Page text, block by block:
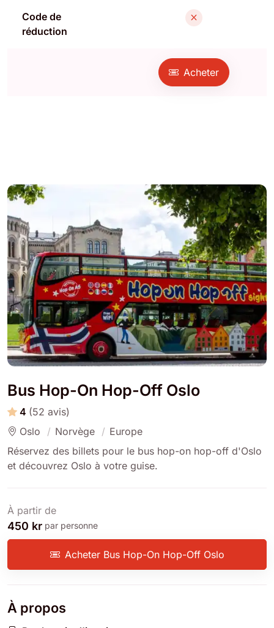
Code de
réduction
Acheter
Bus Hop-On Hop-Off Oslo
4 (52 avis)
Oslo
Norvège
Europe
Réservez des billets pour le bus hop-on hop-off d'Oslo
et découvrez Oslo à votre guise.
À partir de
450 kr par personne
Acheter Bus Hop-On Hop-Off Oslo
À propos